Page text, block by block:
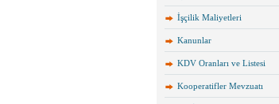
İşçilik Maliyetleri
Kanunlar
KDV Oranları ve Listesi
Kooperatifler Mevzuatı